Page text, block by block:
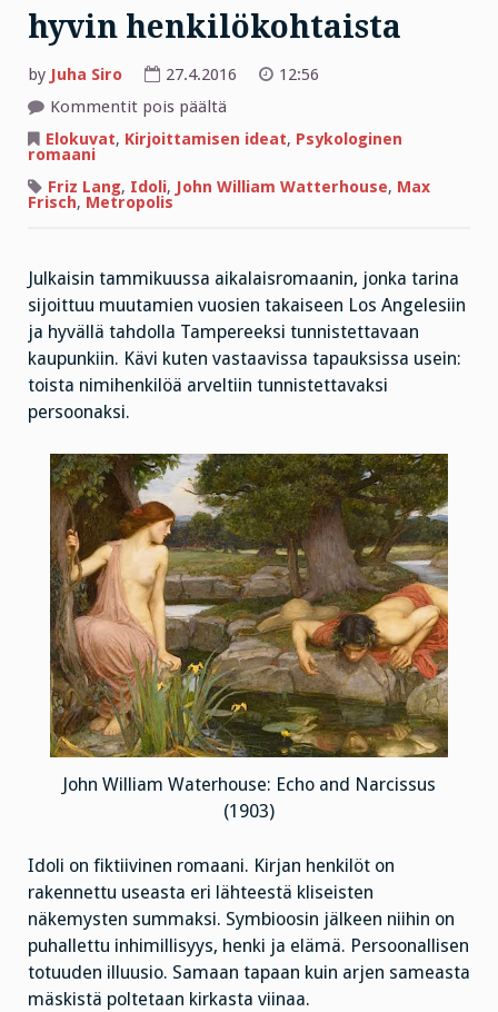
hyvin henkilökohtaista
by Juha Siro 27.4.2016
12:56
Kommentit pois päältä
Idolista
hyvin
henkilökohtaista
Elokuvat, Kirjoittamisen ideat, Psykologinen
romaani
Friz Lang, Idoli, John William Watterhouse, Max
Frisch, Metropolis
Julkaisin tammikuussa aikalaisromaanin, jonka tarina
sijoittuu muutamien vuosien takaiseen Los Angelesiin
ja hyvällä tahdolla Tampereeksi tunnistettavaan
kaupunkiin. Kävi kuten vastaavissa tapauksissa usein:
toista nimihenkilöä arveltiin tunnistettavaksi
persoonaksi.
John William Waterhouse: Echo and Narcissus
(1903)
Idoli on fiktiivinen romaani. Kirjan henkilöt on
rakennettu useasta eri lähteestä kliseisten
näkemysten summaksi. Symbioosin jälkeen niihin on
puhallettu inhimillisyys, henki ja elämä. Persoonallisen
totuuden illuusio. Samaan tapaan kuin arjen sameasta
mäskistä poltetaan kirkasta viinaa.